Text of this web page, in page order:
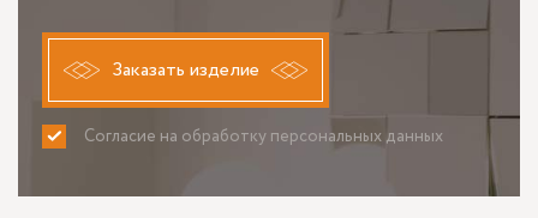
Заказать изделие
Согласие на обработку персональных данных
ПРИНИМАЮ НЕ ПРИНИМАЮ